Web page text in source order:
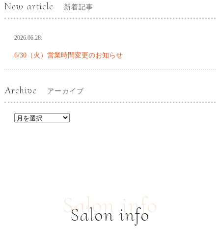
New article 新着記事
2026.06.28:
6/30（火）営業時間変更のお知らせ
Archive アーカイブ
Salon info
Salon info